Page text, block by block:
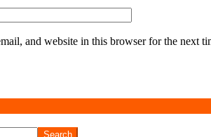
and website in this browser for the next